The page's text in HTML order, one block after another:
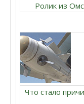
Ролик из
Что стало